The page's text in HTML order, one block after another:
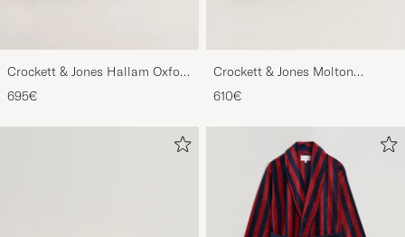
Crockett & Jones Hallam Oxford
Black Calf
695€
Crockett & Jones Molton
Chukka Black Rough-Out Suede
610€